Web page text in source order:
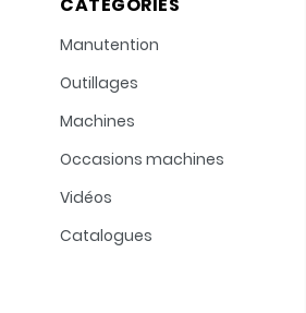
Manutention
Outillages
Machines
Occasions machines
Vidéos
Catalogues